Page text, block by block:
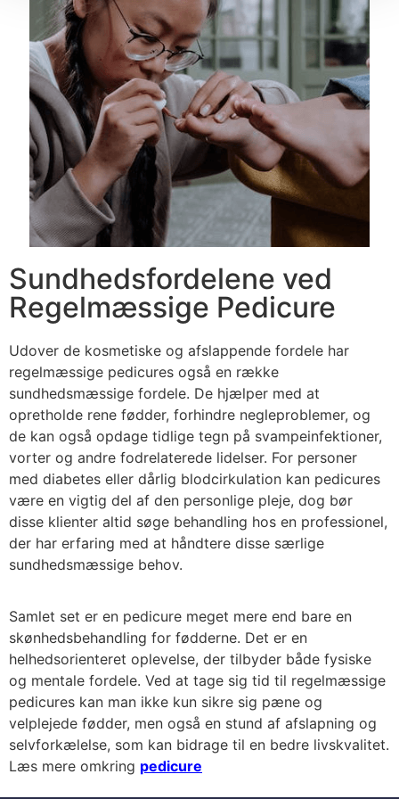
Sundhedsfordelene ved
Regelmæssige Pedicure
Udover de kosmetiske og afslappende fordele har
regelmæssige pedicures også en række
sundhedsmæssige fordele. De hjælper med at
opretholde rene fødder, forhindre negleproblemer, og
de kan også opdage tidlige tegn på svampeinfektioner,
vorter og andre fodrelaterede lidelser. For personer
med diabetes eller dårlig blodcirkulation kan pedicures
være en vigtig del af den personlige pleje, dog bør
disse klienter altid søge behandling hos en professionel,
der har erfaring med at håndtere disse særlige
sundhedsmæssige behov.
Samlet set er en pedicure meget mere end bare en
skønhedsbehandling for fødderne. Det er en
helhedsorienteret oplevelse, der tilbyder både fysiske
og mentale fordele. Ved at tage sig tid til regelmæssige
pedicures kan man ikke kun sikre sig pæne og
velplejede fødder, men også en stund af afslapning og
selvforkælelse, som kan bidrage til en bedre livskvalitet.
Læs mere omkring pedicure